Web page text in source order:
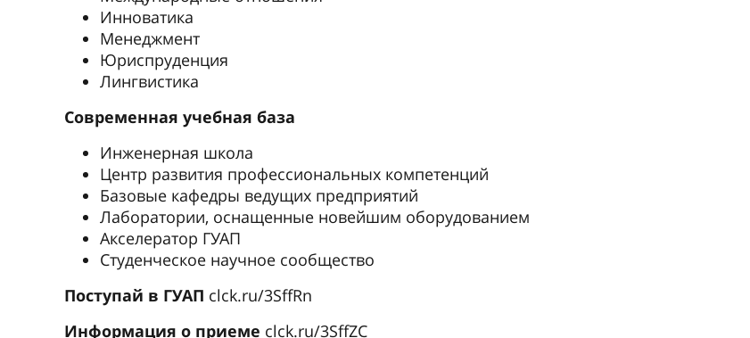
Инноватика
Менеджмент
Юриспруденция
Лингвистика
Современная учебная база
Инженерная школа
Центр развития профессиональных компетенций
Базовые кафедры ведущих предприятий
Лаборатории, оснащенные новейшим оборудованием
Акселератор ГУАП
Студенческое научное сообщество
Поступай в ГУАП clck.ru/3SffRn
Информация о приеме clck.ru/3SffZC